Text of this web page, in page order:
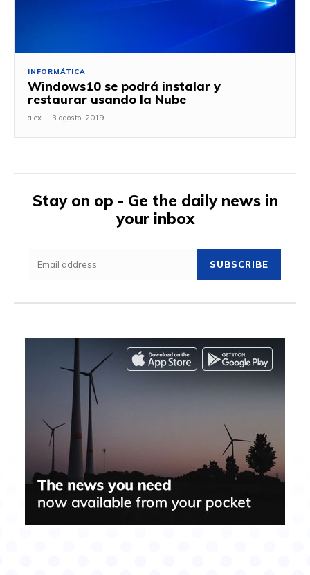
INFORMÁTICA
Windows10 se podrá instalar y
restaurar usando la Nube
alex - 3 agosto, 2019
Stay on op - Ge the daily news in
your inbox
SUBSCRIBE